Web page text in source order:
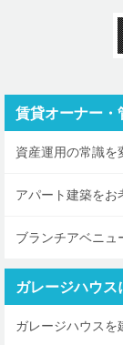
賃貸オーナー・
資産運用の常識を
アパート建築をお
ブランチアベニュ
ガレージハウ
ガレージハウスを